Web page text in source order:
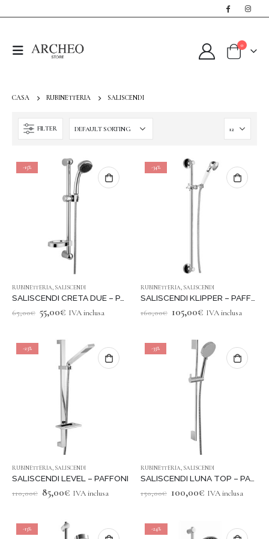
0
CASA RUBINETTERIA SALISCENDI
FILTER
-15%
RUBINETTERIA, SALISCENDI
65,00€ Original
price
65,00€.
55,00€Current
55,00€.
IVA inclusa
-34%
RUBINETTERIA, SALISCENDI
160,00€ Original
price
160,00€.
105,00€Current
105,00€.
IVA inclusa
-23%
RUBINETTERIA, SALISCENDI
SALISCENDI LEVEL – PAFFONI
110,00€ Original
price
110,00€.
85,00€Current
IVA inclusa
-33%
RUBINETTERIA, SALISCENDI
SALISCENDI LUNA TOP – PAFFONI
150,00€ Original
price
100,00€Current
IVA inclusa
-13% -24%